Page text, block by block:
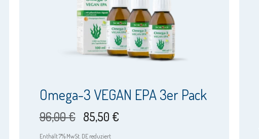
Omega-3 VEGAN EPA 3er Pack
96,00€ Ursprünglicher
Preis
85,50 €Aktueller
Enthält 7% MwSt. DE reduziert